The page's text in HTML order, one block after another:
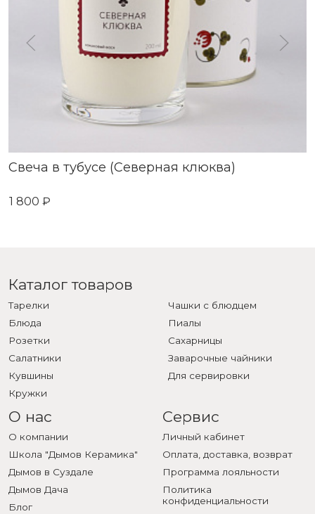
Свеча в тубусе (Северная клюква)
1 800 ₽
Каталог товаров
Тарелки
Блюда
Розетки
Салатники
Кувшины
Кружки
Чашки с блюдцем
Пиалы
Сахарницы
Заварочные чайники
Для сервировки
О нас
О компании
Школа "Дымов Керамика"
Дымов в Суздале
Дымов Дача
Блог
Сервис
Личный кабинет
Оплата, доставка, возврат
Программа лояльности
Политика
конфиденциальности